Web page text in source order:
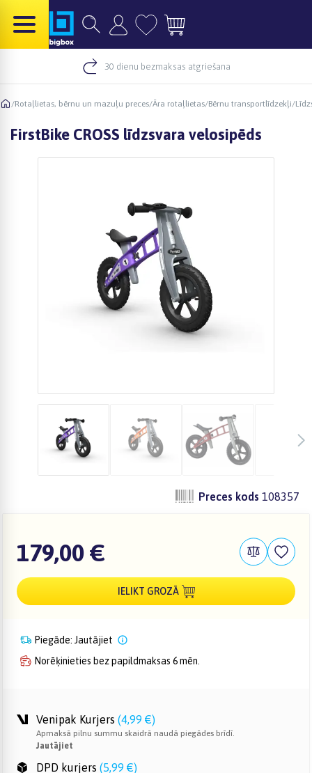
30 dienu bezmaksas atgriešana
/Rotaļlietas, bērnu un mazuļu preces/Āra rotaļlietas/Bērnu transportlīdzekļi/
FirstBike CROSS līdzsvara velosipēds
Preces kods 108357
179,00 €
IELIKT GROZĀ
Piegāde: Jautājiet
Norēķinieties bez papildmaksas 6 mēn.
Venipak Kurjers (4,99 €)
Apmaksā pilnu summu skaidrā naudā piegādes brīdī.
Jautājiet
DPD kurjers (5,99 €)